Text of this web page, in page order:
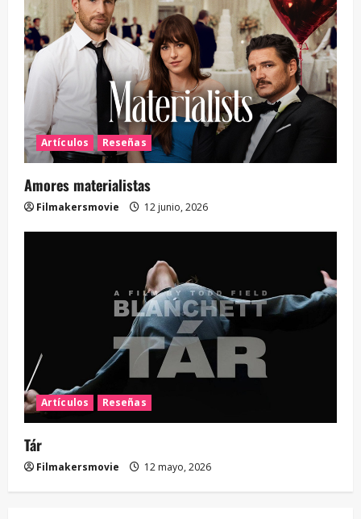
Artículos Reseñas
Amores materialistas
Filmakersmovie 12 junio, 2026
Artículos Reseñas
Tár
Filmakersmovie 12 mayo, 2026